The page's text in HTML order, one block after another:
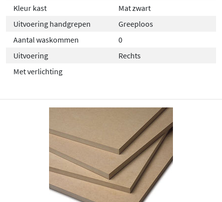
Kleur kast
Mat zwart
Uitvoering handgrepen
Greeploos
Aantal waskommen
0
Uitvoering
Rechts
Met verlichting